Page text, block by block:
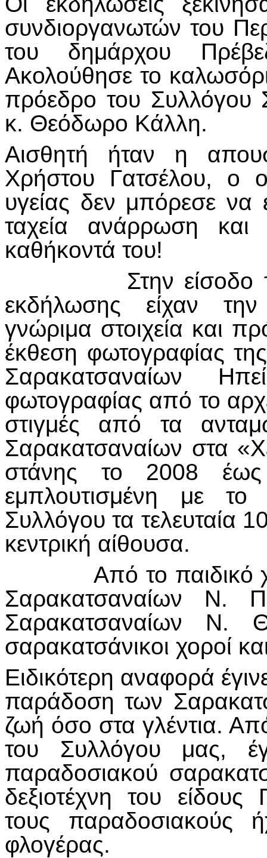
συνδιοργανωτών του
του δημάρχου
Ακολούθησε το
πρόεδρο του Συλλόγου
κ. Θεόδωρο Κάλλη.
Αισθητή ήταν η
Χρήστου Γατσέλου, ο
υγείας δεν μπόρεσε να
ταχεία ανάρρωση
καθήκοντά του!
Στην είσοδο του
εκδήλωσης είχαν
γνώριμα στοιχεία και
έκθεση φωτογραφίας
Σαρακατσαναίων
φωτογραφίας από το
στιγμές από τα
Σαρακατσαναίων στα
στάνης το 2008 έως
εμπλουτισμένη με
Συλλόγου τα τελευταία
κεντρική αίθουσα.
Από το παιδικό
Σαρακατσαναίων Ν.
Σαρακατσαναίων Ν.
σαρακατσάνικοι χοροί
Ειδικότερη αναφορά
παράδοση των
ζωή όσο στα γλέντια.
του Συλλόγου μας,
παραδοσιακού
δεξιοτέχνη του
τους παραδοσιακούς
φλογέρας.